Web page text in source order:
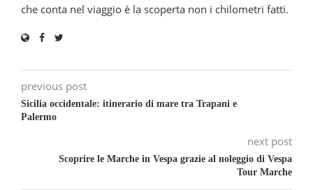
che conta nel viaggio è la scoperta non i chilometri fatti.
previous post
Sicilia occidentale: itinerario di mare tra Trapani e
Palermo
next post
Scoprire le Marche in Vespa grazie al noleggio di Vespa
Tour Marche